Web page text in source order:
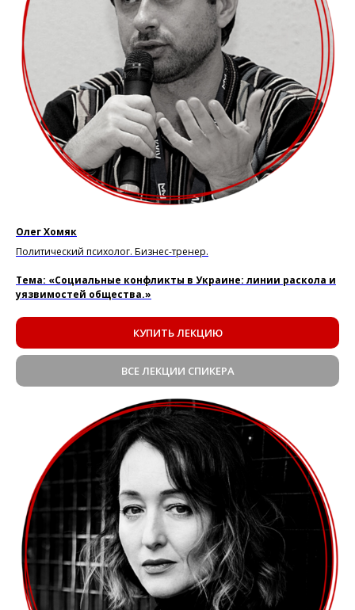
Олег Хомяк
Политический психолог. Бизнес-тренер.
Тема: «Социальные конфликты в Украине: линии раскола и
уязвимостей общества.»
КУПИТЬ ЛЕКЦИЮ
ВСЕ ЛЕКЦИИ СПИКЕРА